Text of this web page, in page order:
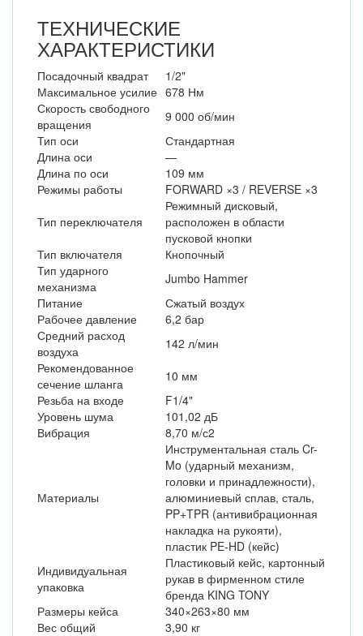
ТЕХНИЧЕСКИЕ
ХАРАКТЕРИСТИКИ
Посадочный квадрат
1/2"
Максимальное усилие 678 Нм
Скорость свободного
вращения
9 000 об/мин
Тип оси
Стандартная
Длина оси
—
Длина по оси
109 мм
Режимы работы
FORWARD ×3 / REVERSE ×3
Тип переключателя
Режимный дисковый,
расположен в области
пусковой кнопки
Тип включателя
Кнопочный
Тип ударного
механизма
Jumbo Hammer
Питание
Сжатый воздух
Рабочее давление
6,2 бар
Средний расход
воздуха
142 л/мин
Рекомендованное
сечение шланга
10 мм
Резьба на входе
F1/4"
Уровень шума
101,02 дБ
Вибрация
8,70 м/с2
Материалы
Инструментальная сталь Cr-
Mo (ударный механизм,
головки и принадлежности),
алюминиевый сплав, сталь,
PP+TPR (антивибрационная
накладка на рукояти),
пластик PE-HD (кейс)
Индивидуальная
упаковка
Пластиковый кейс, картонный
рукав в фирменном стиле
бренда KING TONY
Размеры кейса
340×263×80 мм
Вес общий
3,90 кг